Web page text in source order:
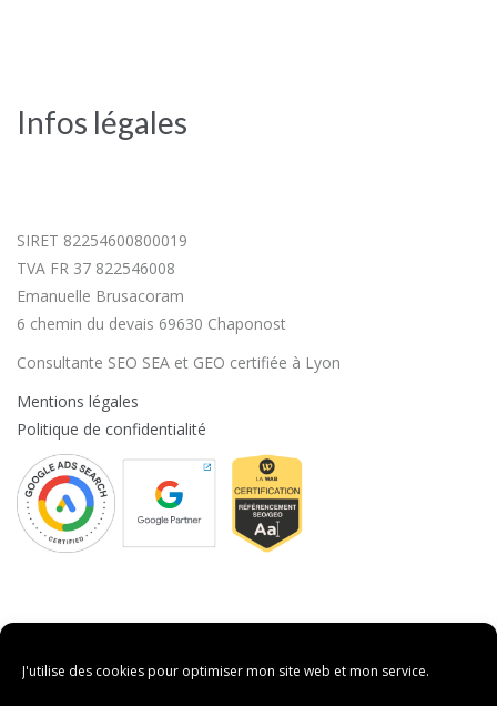
J'utilise des cookies pour optimiser mon site web et mon service.
Infos légales
SIRET 82254600800019
TVA FR 37 822546008
Emanuelle Brusacoram
6 chemin du devais 69630 Chaponost
Consultante SEO SEA et GEO certifiée à Lyon
Mentions légales
Politique de confidentialité
Vos préférences en matières de cookies